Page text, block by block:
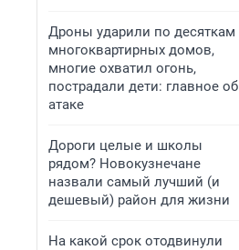
Дроны ударили по десяткам
многоквартирных домов,
многие охватил огонь,
пострадали дети: главное об
атаке
Дороги целые и школы
рядом? Новокузнечане
назвали самый лучший (и
дешевый) район для жизни
На какой срок отодвинули